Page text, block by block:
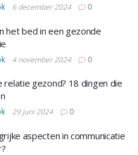
6 december 2024 0
het bed in een gezonde
4 november 2024 0
relatie gezond? 18 dingen die
29 juni 2024 0
aspecten in communicatie